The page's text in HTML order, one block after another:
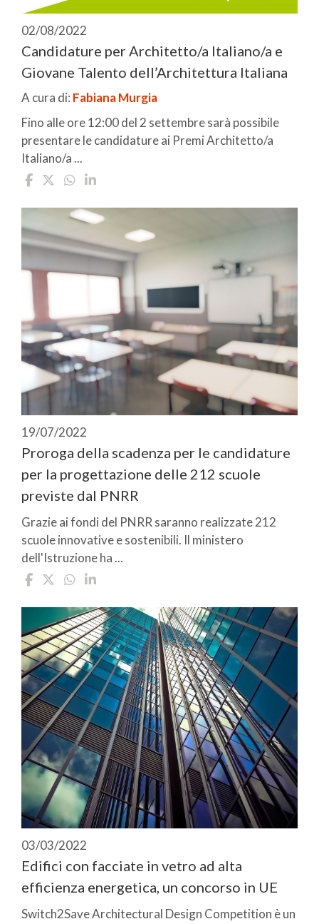
02/08/2022
Candidature per Architetto/a Italiano/a e
Giovane Talento dell’Architettura Italiana
A cura di: Fabiana Murgia
Fino alle ore 12:00 del 2 settembre sarà possibile
presentare le candidature ai Premi Architetto/a
Italiano/a ...
19/07/2022
Proroga della scadenza per le candidature
per la progettazione delle 212 scuole
previste dal PNRR
Grazie ai fondi del PNRR saranno realizzate 212
scuole innovative e sostenibili. Il ministero
dell'Istruzione ha ...
03/03/2022
Edifici con facciate in vetro ad alta
efficienza energetica, un concorso in UE
Switch2Save Architectural Design Competition è un